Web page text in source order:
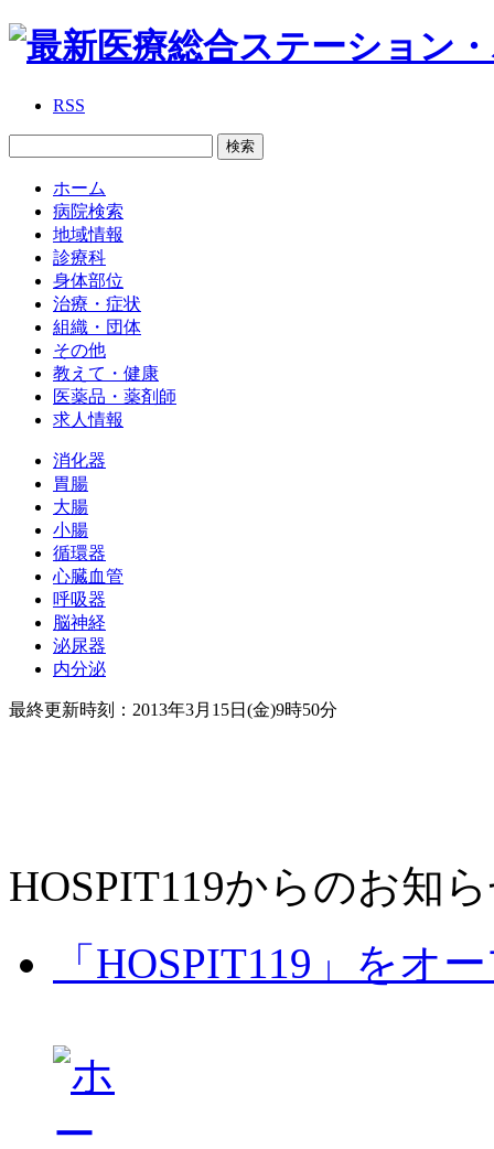
RSS
ホーム
病院検索
地域情報
診療科
身体部位
治療・症状
組織・団体
その他
教えて・健康
医薬品・薬剤師
求人情報
消化器
胃腸
大腸
小腸
循環器
心臓血管
呼吸器
脳神経
泌尿器
内分泌
最終更新時刻：2013年3月15日(金)9時50分
HOSPIT119からのお知
「HOSPIT119」をオ